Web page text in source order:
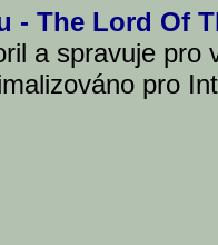
- The Lord Of
a spravuje pro
pro